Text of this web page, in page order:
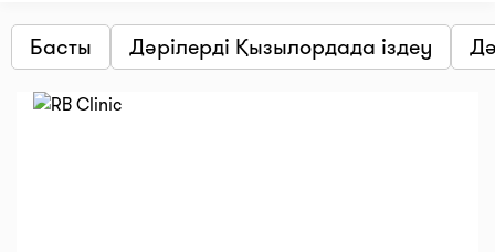
Басты Дәрілерді Қызылордада іздеу